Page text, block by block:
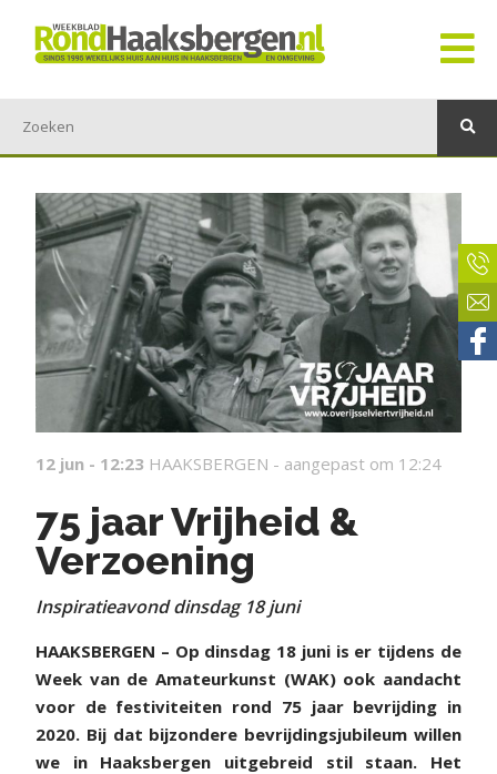
12 jun - 12:23 HAAKSBERGEN - aangepast om 12:24
75 jaar Vrijheid &
Verzoening
Inspiratieavond dinsdag 18 juni
HAAKSBERGEN – Op dinsdag 18 juni is er tijdens de
Week van de Amateurkunst (WAK) ook aandacht
voor de festiviteiten rond 75 jaar bevrijding in
2020. Bij dat bijzondere bevrijdingsjubileum willen
we in Haaksbergen uitgebreid stil staan. Het